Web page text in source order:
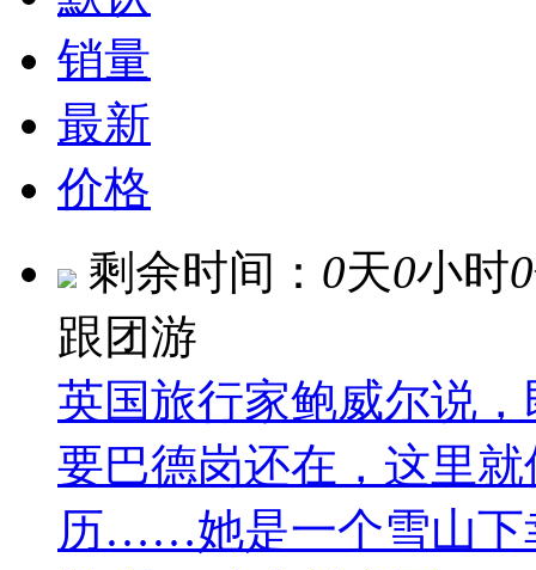
销量
最新
价格
剩余时间： 0天0小时0
跟团游
英国旅行家鲍威尔说
要巴德岗还在，这里
历……她是一个雪山下